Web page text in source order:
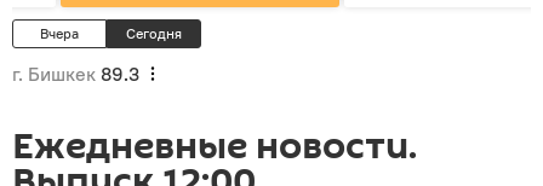
Вчера Сегодня
г. Бишкек 89.3
Ежедневные новости.